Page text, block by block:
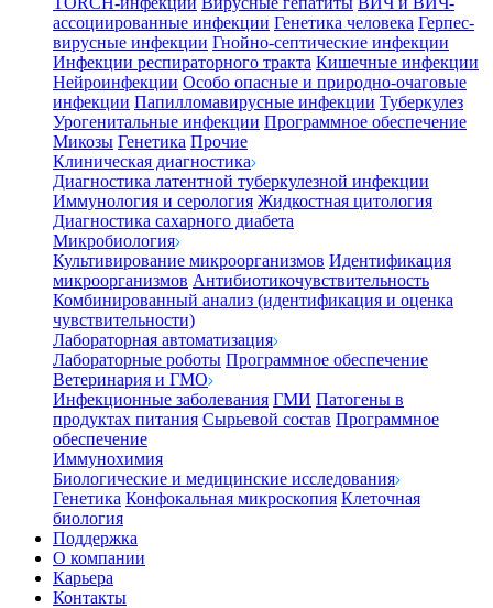
ассоциированные инфекции Генетика человека Герпес-
вирусные инфекции Гнойно-септические инфекции
Инфекции респираторного тракта Кишечные инфекции
Нейроинфекции Особо опасные и природно-очаговые
инфекции Папилломавирусные инфекции Туберкулез
Урогенитальные инфекции Программное обеспечение
Микозы Генетика Прочие
Клиническая диагностика
Диагностика латентной туберкулезной инфекции
Иммунология и серология Жидкостная цитология
Диагностика сахарного диабета
Микробиология
Культивирование микроорганизмов Идентификация
микроорганизмов Антибиотикочувствительность
Комбинированный анализ (идентификация и оценка
чувствительности)
Лабораторная автоматизация
Лабораторные роботы Программное обеспечение
Ветеринария и ГМО
Инфекционные заболевания ГМИ Патогены в
продуктах питания Сырьевой состав Программное
обеспечение
Иммунохимия
Биологические и медицинские исследования
Генетика Конфокальная микроскопия Клеточная
биология
Поддержка
О компании
Карьера
Контакты